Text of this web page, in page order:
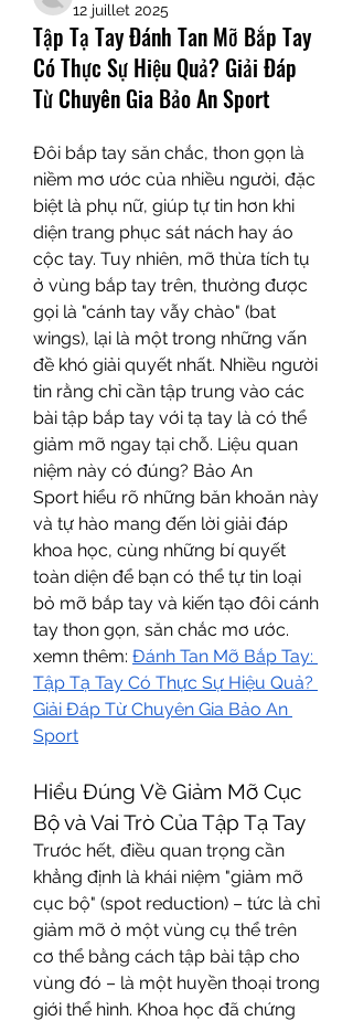
12 juillet 2025
Tập Tạ Tay Đánh Tan Mỡ Bắp Tay
Có Thực Sự Hiệu Quả? Giải Đáp
Từ Chuyên Gia Bảo An Sport
Đôi bắp tay săn chắc, thon gọn là
niềm mơ ước của nhiều người, đặc
biệt là phụ nữ, giúp tự tin hơn khi
diện trang phục sát nách hay áo
cộc tay. Tuy nhiên, mỡ thừa tích tụ
ở vùng bắp tay trên, thường được
gọi là "cánh tay vẫy chào" (bat
wings), lại là một trong những vấn
đề khó giải quyết nhất. Nhiều người
tin rằng chỉ cần tập trung vào các
bài tập bắp tay với tạ tay là có thể
giảm mỡ ngay tại chỗ. Liệu quan
niệm này có đúng? Bảo An
Sport hiểu rõ những băn khoăn này
và tự hào mang đến lời giải đáp
khoa học, cùng những bí quyết
toàn diện để bạn có thể tự tin loại
bỏ mỡ bắp tay và kiến tạo đôi cánh
tay thon gọn, săn chắc mơ ước.
xemn thêm: Đánh Tan Mỡ Bắp Tay:
Tập Tạ Tay Có Thực Sự Hiệu Quả?
Giải Đáp Từ Chuyên Gia Bảo An
Sport
Hiểu Đúng Về Giảm Mỡ Cục
Bộ và Vai Trò Của Tập Tạ Tay
Trước hết, điều quan trọng cần
khẳng định là khái niệm "giảm mỡ
cục bộ" (spot reduction) – tức là chỉ
giảm mỡ ở một vùng cụ thể trên
cơ thể bằng cách tập bài tập cho
vùng đó – là một huyền thoại trong
giới thể hình. Khoa học đã chứng